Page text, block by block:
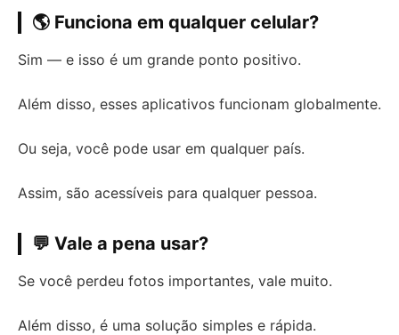
🌎 Funciona em qualquer celular?
Sim — e isso é um grande ponto positivo.
Além disso, esses aplicativos funcionam globalmente.
Ou seja, você pode usar em qualquer país.
Assim, são acessíveis para qualquer pessoa.
💬 Vale a pena usar?
Se você perdeu fotos importantes, vale muito.
Além disso, é uma solução simples e rápida.